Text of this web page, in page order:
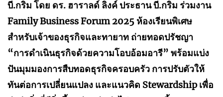
บี.กริม โดย ดร. ฮาราลด์ ลิงค์ ประธาน บี.กริม ร่วมงาน
Family Business Forum 2025 ห้องเรียนพิเศษ
สำหรับเจ้าของธุรกิจและทายาท ถ่ายทอดปรัชญา
“การดำเนินธุรกิจด้วยความโอบอ้อมอารี” พร้อมแบ่ง
ปันมุมมองการสืบทอดธุรกิจครอบครัว การปรับตัวให้
ทันต่อการเปลี่ยนแปลง และแนวคิด Stewardship เพื่อ